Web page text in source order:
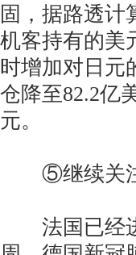
固，据路透计
机客持有的美
时增加对日元
仓降至82.2亿
元。
⑤继续关注
法国已经进